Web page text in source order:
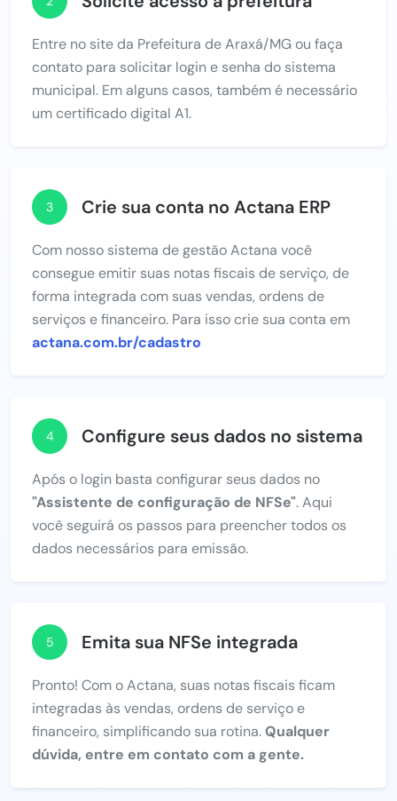
Entre no site da Prefeitura de Araxá/MG ou faça
contato para solicitar login e senha do sistema
municipal. Em alguns casos, também é necessário
um certificado digital A1.
3 Crie sua conta no Actana ERP
Com nosso sistema de gestão Actana você
consegue emitir suas notas fiscais de serviço, de
forma integrada com suas vendas, ordens de
serviços e financeiro. Para isso crie sua conta em
actana.com.br/cadastro
4 Configure seus dados no sistema
Após o login basta configurar seus dados no
"Assistente de configuração de NFSe". Aqui
você seguirá os passos para preencher todos os
dados necessários para emissão.
5 Emita sua NFSe integrada
Pronto! Com o Actana, suas notas fiscais ficam
integradas às vendas, ordens de serviço e
financeiro, simplificando sua rotina.Qualquer
dúvida, entre em contato com a gente.